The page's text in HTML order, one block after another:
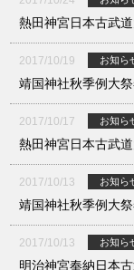
熱田神宮日本古武
2017/10/19 お知ら
靖国神社秋季例大
2017/10/17 お知ら
熱田神宮日本古武
2017/10/13 お知ら
靖国神社秋季例大
2017/10/13 お知ら
明治神宮奉納日本